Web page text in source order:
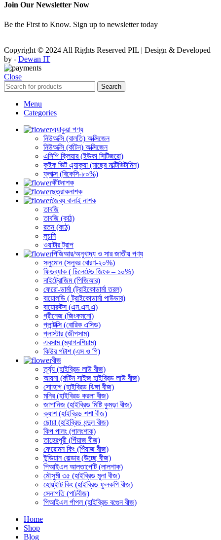
Join Our Newsletter Now
Be the First to Know. Sign up to newsletter today
Copyright © 2024 All Rights Reserved PIL | Design & Developed
by - Dewan IT
Close
Search
Menu
Categories
এ্যাকুয়া পণ্য
নিউঅক্সি (বালতি) অক্সিজেন
নিউঅক্সি (র্কাটন) অক্সিজেন
এসিপি ক্লিয়ার (ইউকা সিটিজরো)
কুইক ভিট এ্যাকুয়া (মাছের মাল্টিভিটামিন)
ফ্লাক্স (বিকেসি-৮০%)
কীটনাশক
ছত্রাকনাশক
জৈব্য বালাই নাশক
তাবজি
তাবজি (কাঠ)
রতন (কাঠ)
লুচনি
ওয়াটার ট্রাপ
পিজিআর/অনুখাদ্য ও সার জাতীয় পণ্য
সলুমোন (সলুবর বোরণ-২০%)
ফিডব্যাক ( চিলেটেড জিংক – ১০%)
নাইট্রোজিম (পিজিআর)
ফেরো-ডার্মা (ট্রাইকোডার্মা তরল)
বায়োলডি ( ট্রাইকোডার্মা পাউডার)
বায়োরুটস (এন.এন.এ)
গ্রীনেজ (জিংকমনো)
প্লান্টক্সি (বোরিক এসিড)
প্লাস্টার (জীপসাম)
এবসাম (ম্যাগনশিয়াম)
কিউর পটাশ (এস ও পি)
বীজ
তূর্য্য (হাইব্রিড লাউ বীজ)
আয়না (র্কাটন সাইজ হাইব্রিড লাউ বীজ)
সোাহাগ (হাইব্রিড ঝিঙ্গা বীজ)
মনির (হাইব্রিড করলা বীজ)
জাপানিজ (হাইব্রিড মিষ্টি কুমড়া বীজ)
ক্যাশ (হাইব্রিড শশা বীজ)
ছোয়া (হাইব্রিড ধন্দুল বীজ)
কিপ পালং (পালংশাক)
তাহেরপুরী (পিঁয়াজ বীজ)
ফেরোমন কিং (পিঁয়াজ বীজ)
ইন্ডিয়ান বোল্ডার (উচ্ছে বীজ)
পিআইএল আলতাপেটি (লালশাক)
মৌসুমী ৩৫ (হাইব্রিড মূলা বীজ)
হোয়্ইাট কিং (হাইব্রিড ফুলকপি বীজ)
সেনাপতি (পাটবীজ)
পিআইএল র্পাপল (হাইব্রিড বগেুন বীজ)
Home
Shop
Blog